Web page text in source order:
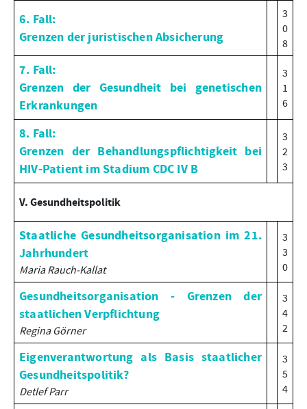
6. Fall:
Grenzen der juristischen Absicherung
3
0
8
7. Fall:
Grenzen der Gesundheit bei genetischen
Erkrankungen
3
1
6
8. Fall:
Grenzen der Behandlungspflichtigkeit bei
HIV-Patient im Stadium CDC IV B
3
2
3
V. Gesundheitspolitik
Staatliche Gesundheitsorganisation im 21.
Jahrhundert
Maria Rauch-Kallat
3
3
0
Gesundheitsorganisation - Grenzen der
staatlichen Verpflichtung
Regina Görner
3
4
2
Eigenverantwortung als Basis staatlicher
Gesundheitspolitik?
Detlef Parr
3
5
4